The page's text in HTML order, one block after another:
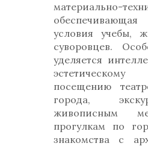
материально-
условия учебы,
суворовцев.
уделяется
посещению
города,
живописным
прогулкам по
знакомства с